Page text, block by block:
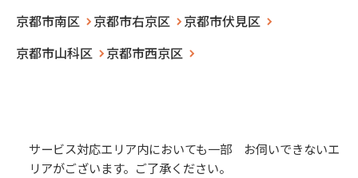
京都市南区
京都市右京区
京都市伏見区
京都市山科区
京都市西京区
サービス対応エリア内においても一部 お伺いできないエ
リアがございます。ご了承ください。